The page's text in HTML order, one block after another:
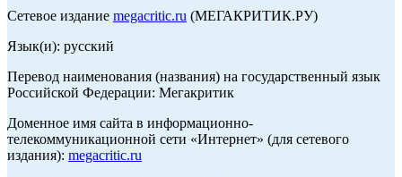
Сетевое издание megacritic.ru (МЕГАКРИТИК.РУ)
Язык(и): русский
Перевод наименования (названия) на государственный язык
Российской Федерации: Мегакритик
Доменное имя сайта в информационно-
телекоммуникационной сети «Интернет» (для сетевого
издания): megacritic.ru